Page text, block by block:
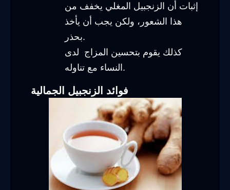
إثبات أن الزنجبيل المغلي يخفف من
هذا الشعور، ولكن يجب أن يأخذ
بحذر.
كذلك يقوم بتحسين المزاج لدى
النساء مع تناوله.
فوائد الزنجبيل الجمالية